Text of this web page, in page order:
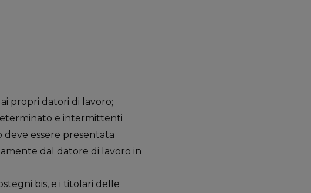
propri datori di lavoro;
e intermittenti
essere presentata
dal datore di lavoro in
bis, e i titolari delle